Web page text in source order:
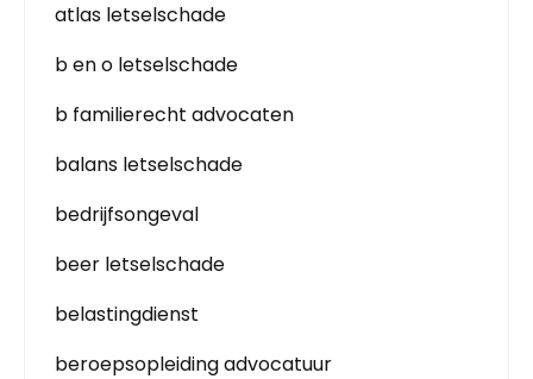
atlas letselschade
b en o letselschade
b familierecht advocaten
balans letselschade
bedrijfsongeval
beer letselschade
belastingdienst
beroepsopleiding advocatuur